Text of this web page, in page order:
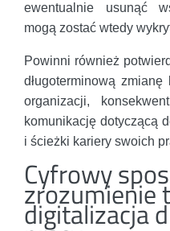
ewentualnie usunąć
mogą zostać wtedy
Powinni również
długoterminową
organizacji,
komunikację dotyczącą
i ścieżki kariery swoich
Cyfrowy
zrozumienie
digitalizacja